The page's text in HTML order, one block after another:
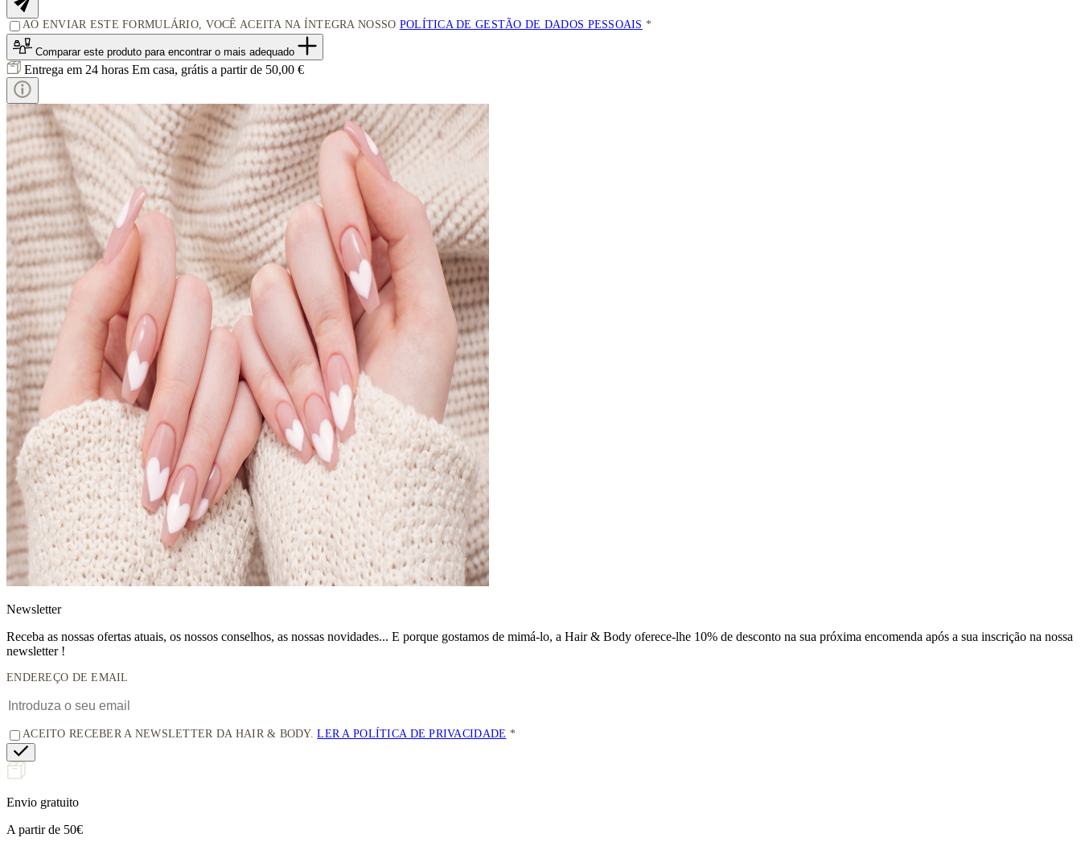
AO ENVIAR ESTE FORMULÁRIO, VOCÊ ACEITA NA ÍNTEGRA NOSSO POLÍTICA DE GESTÃO DE DADOS PESSOAIS
Comparar este produto para encontrar o mais adequado
Entrega em 24 horas Em casa, grátis a partir de 50,00 €
Newsletter
Receba as nossas ofertas atuais, os nossos conselhos, as nossas novidades... E porque gostamos de mimá-lo, a Hair & Body oferece-lhe 10% de desconto na sua próxima encomenda após a sua inscrição na nossa
newsletter !
ENDEREÇO DE EMAIL
ACEITO RECEBER A NEWSLETTER DA HAIR & BODY.LER A POLÍTICA DE PRIVACIDADE
Envio gratuito
A partir de 50€